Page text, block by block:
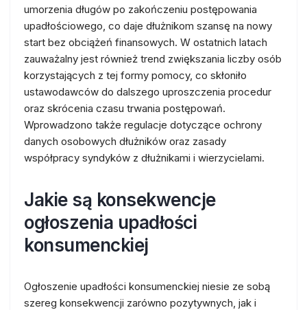
umorzenia długów po zakończeniu postępowania
upadłościowego, co daje dłużnikom szansę na nowy
start bez obciążeń finansowych. W ostatnich latach
zauważalny jest również trend zwiększania liczby osób
korzystających z tej formy pomocy, co skłoniło
ustawodawców do dalszego uproszczenia procedur
oraz skrócenia czasu trwania postępowań.
Wprowadzono także regulacje dotyczące ochrony
danych osobowych dłużników oraz zasady
współpracy syndyków z dłużnikami i wierzycielami.
Jakie są konsekwencje
ogłoszenia upadłości
konsumenckiej
Ogłoszenie upadłości konsumenckiej niesie ze sobą
szereg konsekwencji zarówno pozytywnych, jak i